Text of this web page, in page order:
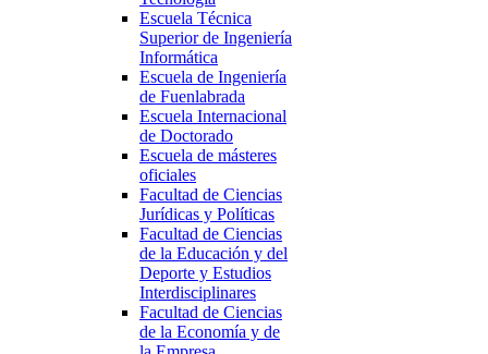
Escuela Técnica
Superior de Ingeniería
Informática
Escuela de Ingeniería
de Fuenlabrada
Escuela Internacional
de Doctorado
Escuela de másteres
oficiales
Facultad de Ciencias
Jurídicas y Políticas
Facultad de Ciencias
de la Educación y del
Deporte y Estudios
Interdisciplinares
Facultad de Ciencias
de la Economía y de